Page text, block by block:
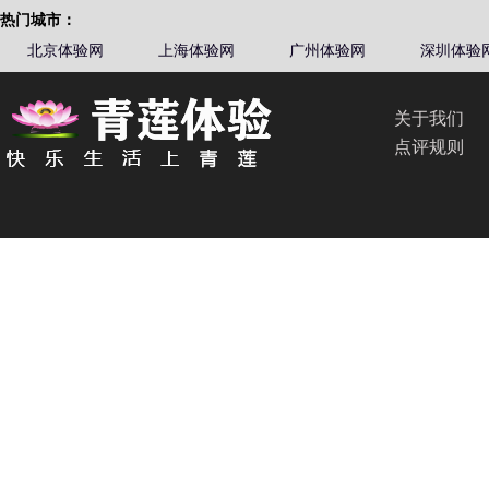
热门城市：
北京体验网
上海体验网 广州体验网 深圳体验
关于我们
点评规则